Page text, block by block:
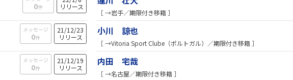
0件
リリース
メッセージ
0件
21/12/23
リリース
メッセージ
0件
21/12/19
リリース
［ →岩手／期限付き移籍 ］
小川 諒也
［ →Vitoria Sport Clube（ポルトガル）／期限付き移籍 ］
内田 宅哉
［ →名古屋／期限付き移籍 ］